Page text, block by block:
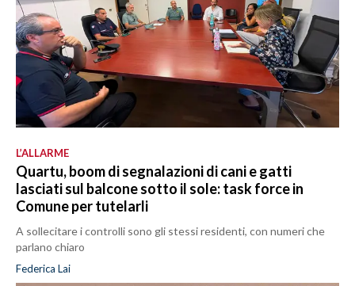
L’ALLARME
Quartu, boom di segnalazioni di cani e gatti
lasciati sul balcone sotto il sole: task force in
Comune per tutelarli
A sollecitare i controlli sono gli stessi residenti, con numeri che
parlano chiaro
Federica Lai